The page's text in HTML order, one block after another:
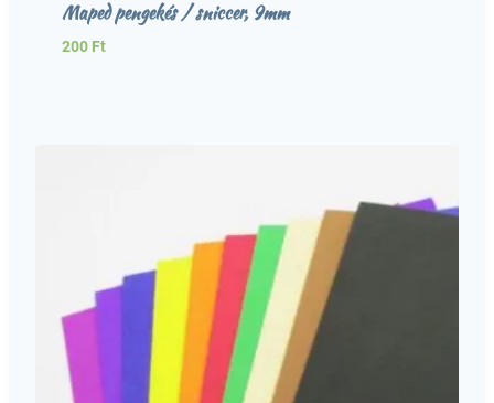
Maped pengekés / sniccer, 9mm
200 Ft